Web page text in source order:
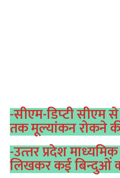
-सीएम-डिप्‍टी सीएम
तक मूल्‍यांकन रोकने
-उत्‍तर प्रदेश
लिखकर कई‍ बिन्‍दुओं